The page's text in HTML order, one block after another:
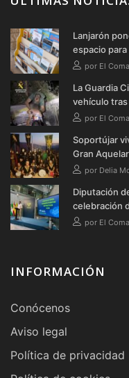
Lanjarón
espacio
verano
por El
La Guardia
vehículo
Soportújar
por El
Soportújar
Gran
por Delia
Diputación
celebración
provincia
por El
INFORMACIÓN
Conócenos
Aviso legal
Política de privacidad